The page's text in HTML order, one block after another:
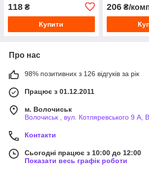
10
118 ₴
Купити
Берізка
206₴/
Про нас
98% позитивних з 126 відгуків за рік
Працює з 01.12.2011
м. Волочиськ
Волочиськ , вул. Котляревського 9 А,
Контакти
Сьогодні працює з 10:00 до 12:00
Показати весь графік роботи